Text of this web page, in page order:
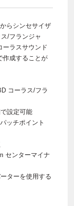
らシンセサイザ
/フランジャ
ーラスサウンド
作成することが
コーラス/フラ
設定可能
ッチポイント
センターマイナ
ターを使用する